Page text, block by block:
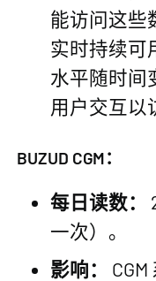
能访问这些
实时持续可
水平随时间
用户交互以
BUZUD CGM：
每日读数：
一次）。
影响：